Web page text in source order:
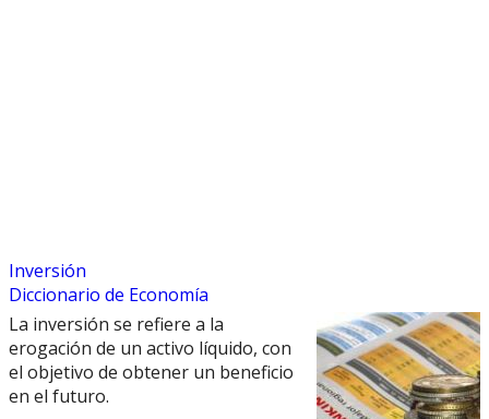
Inversión
Diccionario de Economía
La inversión se refiere a la
erogación de un activo líquido, con
el objetivo de obtener un beneficio
en el futuro.